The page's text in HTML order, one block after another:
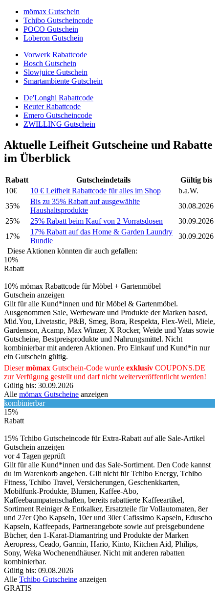
mömax Gutschein
Tchibo Gutscheincode
POCO Gutschein
Loberon Gutschein
Vorwerk Rabattcode
Bosch Gutschein
Slowjuice Gutschein
Smartambiente Gutschein
De'Longhi Rabattcode
Reuter Rabattcode
Emero Gutscheincode
ZWILLING Gutschein
Aktuelle Leifheit Gutscheine und Rabatte
im Überblick
Rabatt Gutscheindetails
Gültig bis
10€
10 € Leifheit Rabattcode für alles im Shop
b.a.W.
35%
Bis zu 35% Rabatt auf ausgewählte
Haushaltsprodukte
30.08.2026
25%
25% Rabatt beim Kauf von 2 Vorratsdosen
30.09.2026
17%
17% Rabatt auf das Home & Garden Laundry
Bundle
30.09.2026
Diese Aktionen könnten dir auch gefallen:
10%
Rabatt
10% mömax Rabattcode für Möbel + Gartenmöbel
Gutschein anzeigen
Gilt für alle Kund*innen und für Möbel & Gartenmöbel.
Ausgenommen Sale, Werbeware und Produkte der Marken based,
Mid.You, Livetastic, P&B, Smeg, Bora, Respekta, Flex-Well, Miele,
Gardenson, Acamp, Max Winzer, X Rocker, Weide und Yatas sowie
Gutscheine, Bestpreisprodukte und Nahrungsmittel. Nicht
kombinierbar mit anderen Aktionen. Pro Einkauf und Kund*in nur
ein Gutschein gültig.
Diesermömax Gutschein-Code wurde exklusiv COUPONS.DE
zur Verfügung gestellt und darf nicht weiterveröffentlicht werden!
Gültig bis: 30.09.2026
Alle mömax Gutscheine anzeigen
kombinierbar
15%
Rabatt
15% Tchibo Gutscheincode für Extra-Rabatt auf alle Sale-Artikel
Gutschein anzeigen
vor 4 Tagen geprüft
Gilt für alle Kund*innen und das Sale-Sortiment. Den Code kannst
du im Warenkorb angeben. Gilt nicht für Tchibo Energy, Tchibo
Fitness, Tchibo Travel, Versicherungen, Geschenkkarten,
Mobilfunk-Produkte, Blumen, Kaffee-Abo,
Kaffeebaumpatenschaften, bereits rabattierte Kaffeeartikel,
Sortiment Reiniger & Entkalker, Ersatzteile für Vollautomaten, 8er
und 27er Qbo Kapseln, 10er und 30er Cafissimo Kapseln, Eduscho
Kapseln, Kaffeepads, Partnerangebote sowie auf preisgebundene
Bücher, den 1-Karat-Diamantring und Produkte der Marken
Aeropress, Ceado, Garmin, Hario, Kinto, Kitchen Aid, Philips,
Sony, Weka Wochenendhäuser. Nicht mit anderen rabatten
kombinierbar.
Gültig bis: 09.08.2026
Alle Tchibo Gutscheine anzeigen
GRATIS